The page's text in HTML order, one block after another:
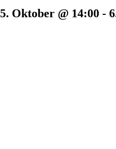
5. Oktober @ 14:00 -